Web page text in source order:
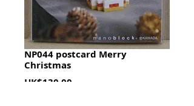
NP044 postcard Merry
Christmas
HK$130.00